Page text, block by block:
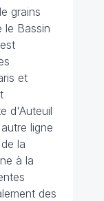
grains
le Bassin
et
d'Auteuil
ligne
la
à la
des